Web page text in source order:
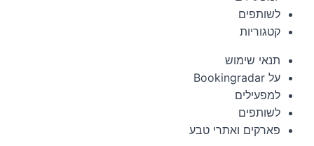
לשותפים
קטגוריות
תנאי שימוש
על Bookingradar
למפעילים
לשותפים
פארקים ואתרי טבע